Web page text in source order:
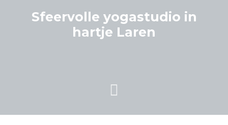
Sfeervolle yogastudio in
hartje Laren